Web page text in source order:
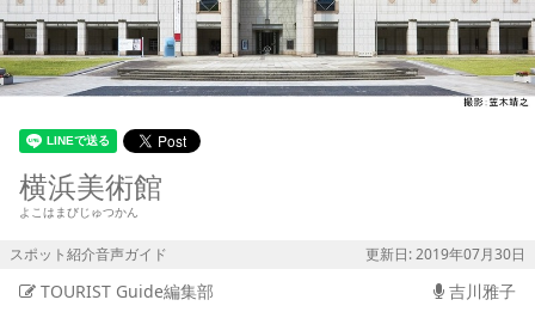
横浜美術館
よこはまびじゅつかん
スポット紹介音声ガイド 更新日: 2019年07月30日
TOURIST Guide編集部 吉川雅子